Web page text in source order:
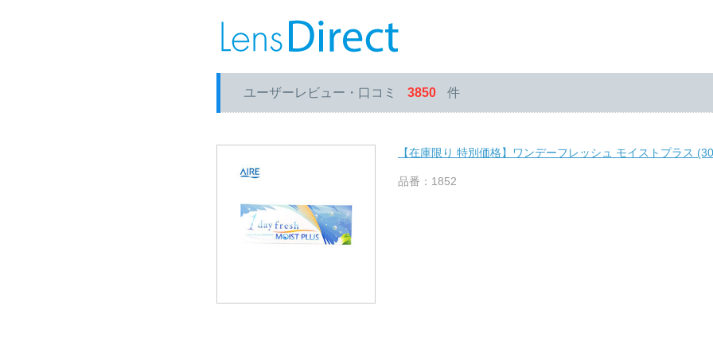
ユーザーレビュー・口コミ 3850 件
【在庫限り 特別価格】ワンデーフレッシュ モイストプラス
品番：1852